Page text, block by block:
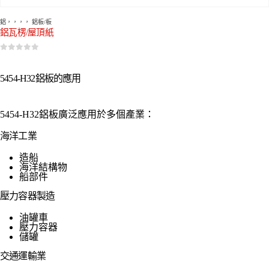
鋁 ，，，， 鋁板/板
鋁瓦楞/屋頂紙
5454-H32鋁板的應用
5454-H32鋁板廣泛應用於多個產業：
海洋工業
造船
海洋結構物
船部件
壓力容器製造
油罐車
壓力容器
儲罐
交通運輸業